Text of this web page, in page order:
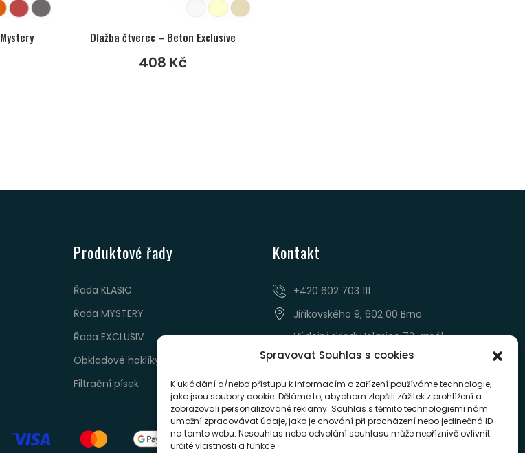
Spravovat Souhlas s cookies
K ukládání a/nebo přístupu k informacím o zařízení používáme technologie,
jako jsou soubory cookie. Děláme to, abychom zlepšili zážitek z prohlížení a
zobrazovali personalizované reklamy. Souhlas s těmito technologiemi nám
umožní zpracovávat údaje, jako je chování při procházení nebo jedinečná ID
na tomto webu. Nesouhlas nebo odvolání souhlasu může nepříznivě ovlivnit
určité vlastnosti a funkce.
Dlažba čtverec – Beton Exclusive
408 Kč
Produktové řady
Řada KLASIC
Řada MYSTERY
Řada EXCLUSIV
Obkladové haklíky
Filtrační písek
Kontakt
‭+420 602 703 111‬
Jiříkovského 9, 602 00 Brno
Výdejní sklad: Holasice 72, areál
AZ REAKOL
Po-Pá 7:00 - 14.30